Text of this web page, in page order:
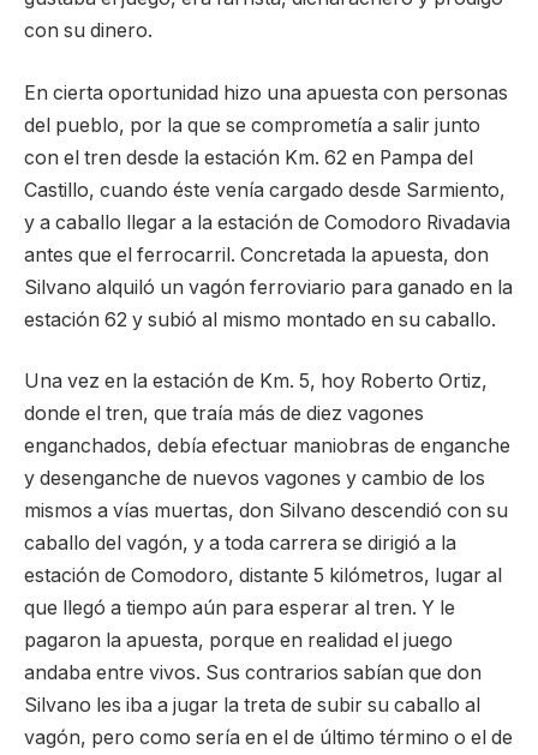
con su dinero.
En cierta oportunidad hizo una apuesta con personas
del pueblo, por la que se comprometía a salir junto
con el tren desde la estación Km. 62 en Pampa del
Castillo, cuando éste venía cargado desde Sarmiento,
y a caballo llegar a la estación de Comodoro Rivadavia
antes que el ferrocarril. Concretada la apuesta, don
Silvano alquiló un vagón ferroviario para ganado en la
estación 62 y subió al mismo montado en su caballo.
Una vez en la estación de Km. 5, hoy Roberto Ortiz,
donde el tren, que traía más de diez vagones
enganchados, debía efectuar maniobras de enganche
y desenganche de nuevos vagones y cambio de los
mismos a vías muertas, don Silvano descendió con su
caballo del vagón, y a toda carrera se dirigió a la
estación de Comodoro, distante 5 kilómetros, lugar al
que llegó a tiempo aún para esperar al tren. Y le
pagaron la apuesta, porque en realidad el juego
andaba entre vivos. Sus contrarios sabían que don
Silvano les iba a jugar la treta de subir su caballo al
vagón, pero como sería en el de último término o el de